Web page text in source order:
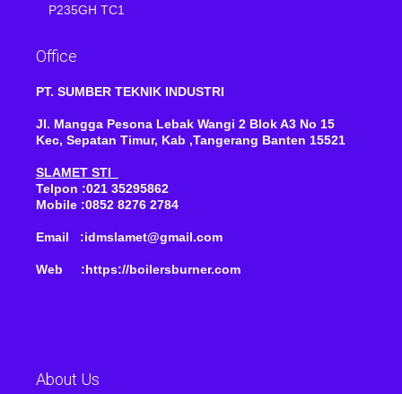
P235GH TC1
Office
PT. SUMBER TEKNIK INDUSTRI
Jl. Mangga Pesona Lebak Wangi 2 Blok A3 No 15
Kec, Sepatan Timur, Kab ,Tangerang Banten 15521
SLAMET STI
Telpon :021 35295862
Mobile :0852 8276 2784
Email :idmslamet@gmail.com
Web :https://boilersburner.com
About Us